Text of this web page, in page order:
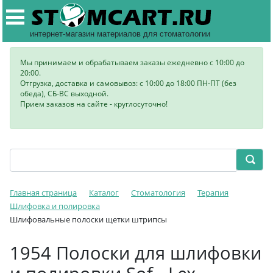
интернет-магазин материалов для стоматологии
Мы принимаем и обрабатываем заказы ежедневно с 10:00 до
20:00.
Отгрузка, доставка и самовывоз: с 10:00 до 18:00 ПН-ПТ (без
обеда), СБ-ВС выходной.
Прием заказов на сайте - круглосуточно!
Главная страница Каталог Стоматология
Терапия
Шлифовка и полировка
Шлифовальные полоски щетки штрипсы
1954 Полоски для шлифовки